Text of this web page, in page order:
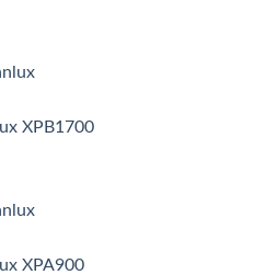
XPB1700
XPA900